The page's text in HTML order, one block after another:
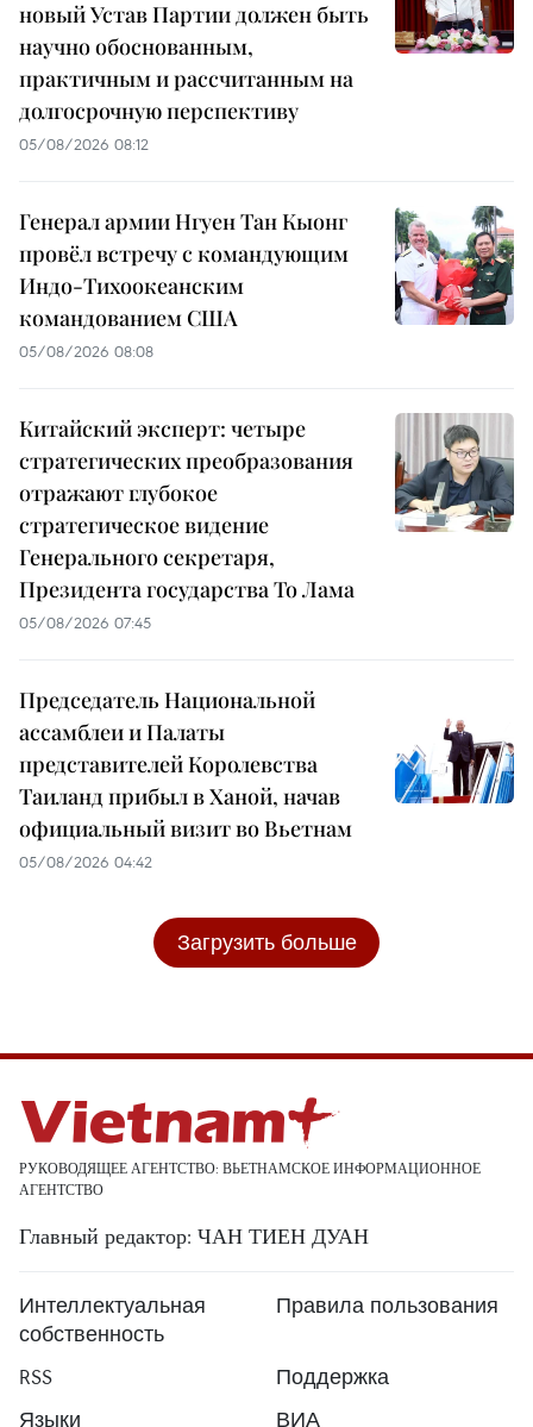
новый Устав Партии должен быть
научно обоснованным,
практичным и рассчитанным на
долгосрочную перспективу
05/08/2026 08:12
Генерал армии Нгуен Тан Кыонг
провёл встречу с командующим
Индо-Тихоокеанским
командованием США
05/08/2026 08:08
Китайский эксперт: четыре
стратегических преобразования
отражают глубокое
стратегическое видение
Генерального секретаря,
Президента государства То Лама
05/08/2026 07:45
Председатель Национальной
ассамблеи и Палаты
представителей Королевства
Таиланд прибыл в Ханой, начав
официальный визит во Вьетнам
05/08/2026 04:42
Загрузить больше
РУКОВОДЯЩЕЕ АГЕНТСТВО: ВЬЕТНАМСКОЕ ИНФОРМАЦИОННОЕ
АГЕНТСТВО
Главный редактор: ЧАН ТИЕН ДУАН
Интеллектуальная
собственность
Правила пользования
RSS
Поддержка
Языки
ВИА